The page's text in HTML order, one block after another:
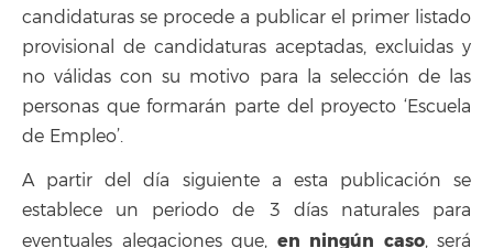
candidaturas se procede a publicar el primer listado
provisional de candidaturas aceptadas, excluidas y
no válidas con su motivo para la selección de las
personas que formarán parte del proyecto ‘Escuela
de Empleo’.
A partir del día siguiente a esta publicación se
establece un periodo de 3 días naturales para
eventuales alegaciones que, en ningún caso, será